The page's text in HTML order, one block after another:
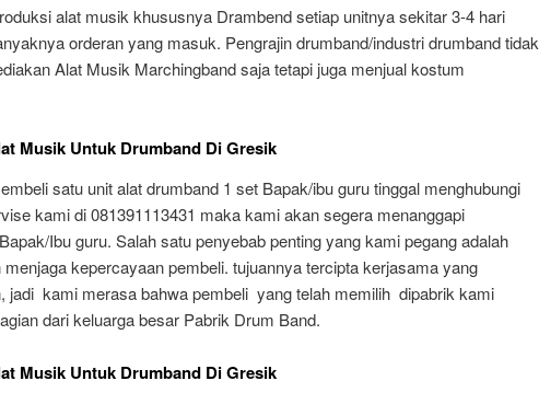
alat musik khususnya Drambend setiap unitnya sekitar 3-4 hari
orderan yang masuk. Pengrajin drumband/industri drumband tidak
Alat Musik Marchingband saja tetapi juga menjual kostum
Musik Untuk Drumband Di Gresik
satu unit alat drumband 1 set Bapak/ibu guru tinggal menghubungi
kami di 081391113431 maka kami akan segera menanggapi
Ibu guru. Salah satu penyebab penting yang kami pegang adalah
menjaga kepercayaan pembeli. tujuannya tercipta kerjasama yang
jadi kami merasa bahwa pembeli yang telah memilih dipabrik kami
dari keluarga besar Pabrik Drum Band.
Musik Untuk Drumband Di Gresik